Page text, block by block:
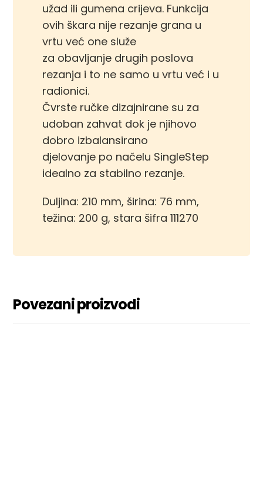
užad ili gumena crijeva. Funkcija
ovih škara nije rezanje grana u
vrtu već one služe
za obavljanje drugih poslova
rezanja i to ne samo u vrtu već i u
radionici.
Čvrste ručke dizajnirane su za
udoban zahvat dok je njihovo
dobro izbalansirano
djelovanje po načelu SingleStep
idealno za stabilno rezanje.
Duljina: 210 mm, širina: 76 mm,
težina: 200 g, stara šifra 111270
Povezani proizvodi